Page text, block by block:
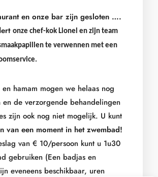
en onze bar zijn gesloten ….
onze chef-kok Lionel en zijn team
te verwennen met een
en hamam mogen we helaas nog
en de verzorgende behandelingen
zijn ook nog niet mogelijk. U kunt
van een moment in het zwembad!
van € 10/persoon kunt u 1u30
gebruiken (Een badjas en
eveneens beschikbaar, uren